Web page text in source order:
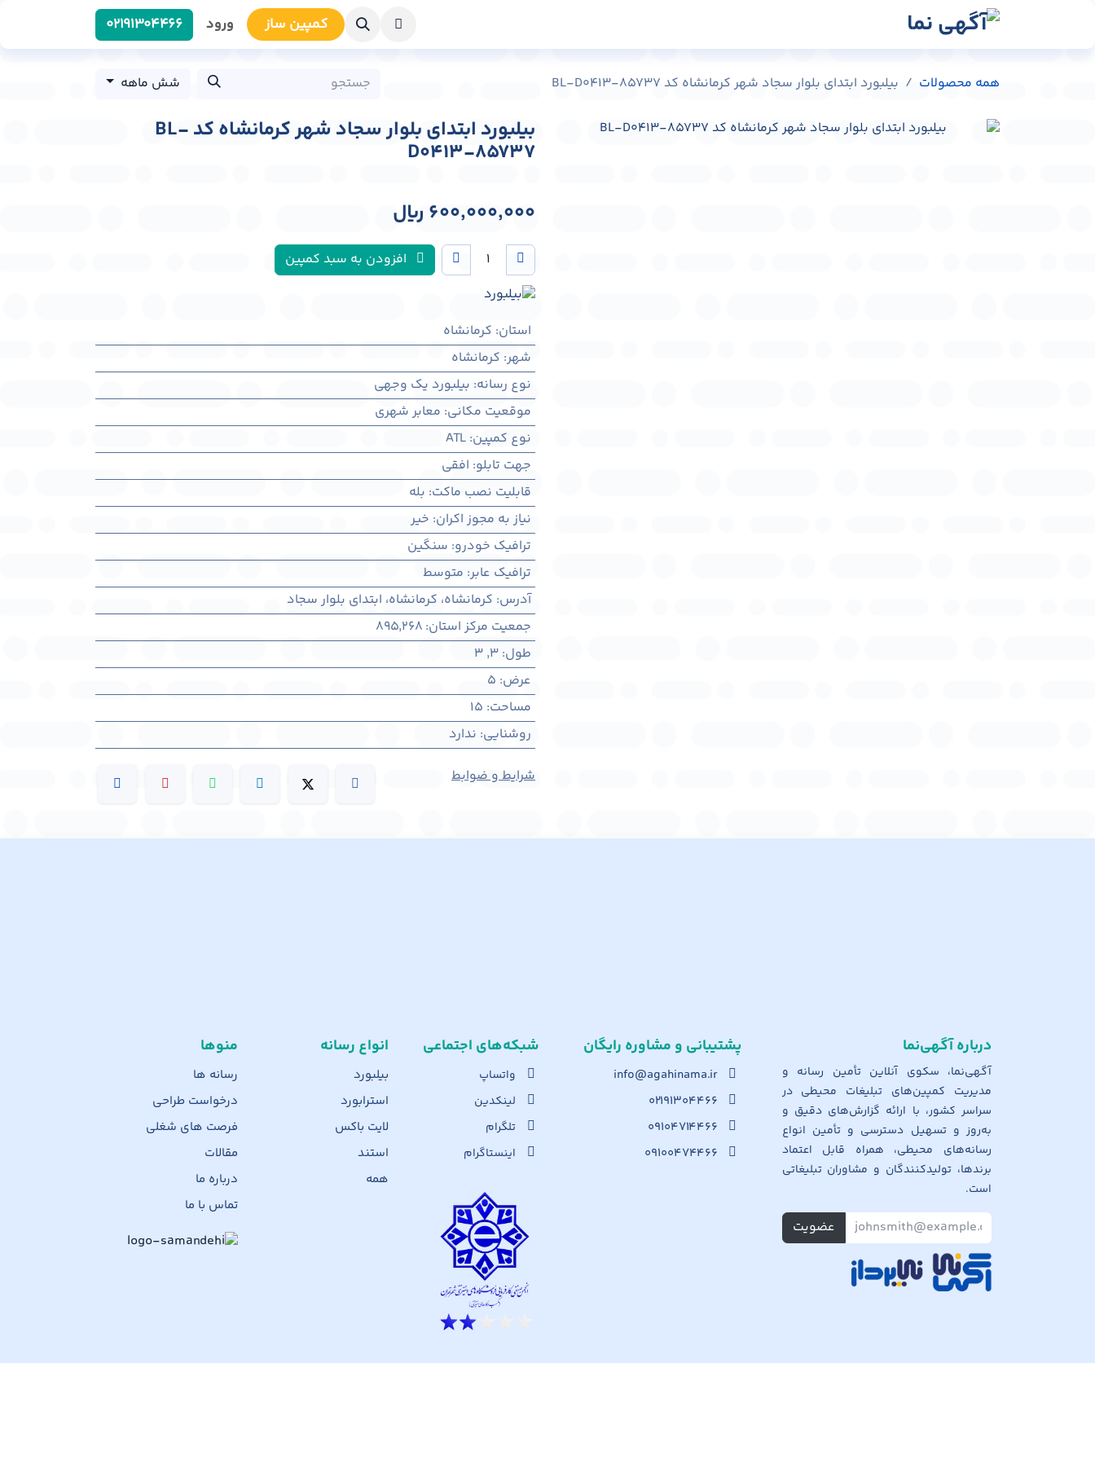
کمپین سا​​ز ورود 0219​1304466
همه محصولات بیلبورد ابتدای بلوار سجاد شهر کرمانشاه کد BL-D0413-85737 شش ماهه
بیلبورد ابتدای بلوار سجاد شهر کرمانشاه کد BL-
D0413-85737
600,000,000 ﷼
افزودن به سبد کمپین
استان: کرمانشاه
شهر: كرمانشاه
نوع رسانه: بیلبورد یک وجهی
موقعیت مکانی: معابر شهری
نوع کمپین:
ATL
جهت تابلو: افقی
قابلیت نصب ماکت: بله
نیاز به مجوز اکران: خیر
ترافیک خودرو: سنگین
ترافیک عابر: متوسط
آدرس: کرمانشاه، كرمانشاه، ابتدای بلوار سجاد
جمعیت مرکز استان:
895,268
طول:
3
,
3
عرض:
5
مساحت:
15
روشنایی: ندارد
شرایط و ضوابط
منوها
رسانه ها
درخواست طراحی
فرصت های شغلی
مقالات
درباره ما
تماس با ما
انواع رسانه
بیلبورد
استرابورد
لایت باکس
استند
همه
شبکه‌های اجت​ماعی
واتساپ
لینکدین
تلگرام
اینستاگرام
پشتیبانی و مشاوره رایگان
info@agahinama.ir
۰۲۱۹۱۳۰۴۴۶۶
۰۹۱۰۴۷۱۴۴۶۶
۰۹۱۰۰۴۷۴۴۶۶
درباره آگهی‌نما
آگهی‌نما، سکوی آنلاین تأمین رسانه و
مدیریت کمپین‌های تبلیغات محیطی در
سراسر کشور، با ارائه گزارش‌های دقیق و
به‌روز و تسهیل دسترسی و تأمین انواع
رسانه‌های محیطی، همراه قابل اعتماد
برندها، تولیدکنندگان و مشاوران تبلیغاتی
است.
عضویت